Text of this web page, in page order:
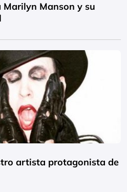
Marilyn Manson y su
artista protagonista de